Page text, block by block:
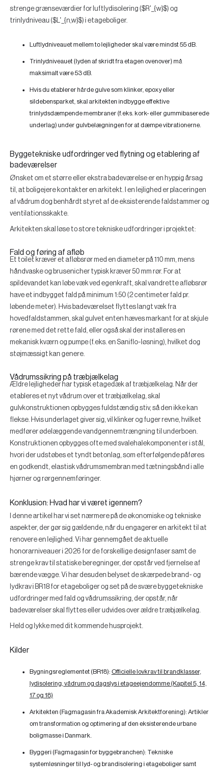
strenge grænseværdier for luftlydisolering ($R'_{w}$) og
trinlydniveau ($L'_{n,w}$) i etageboliger.
Luftlydniveauet mellem to lejligheder skal være mindst55 dB
Trinlydniveauet (lyden af skridt fra etagen ovenover) må
maksimalt være53 dB
Hvis du etablerer hårde gulve som klinker, epoxy eller
sildebensparket, skal arkitekten indbygge effektive
trinlydsdæmpende membraner (f.eks. kork- eller gummibaserede
underlag) under gulvbelægningen for at dæmpe vibrationerne.
Byggetekniske udfordringer ved flytning og etablering af
badeværelser
Ønsket om et større eller ekstra badeværelse er en hyppig årsag
til, at boligejere kontakter en arkitekt. I en lejlighed er placeringen
af vådrum dog benhårdt styret af de eksisterende faldstammer og
ventilationsskakte.
Arkitekten skal løse to store tekniske udfordringer i projektet:
Fald og føring af afløb
Et toilet kræver et afløbsrør med en diameter på 110 mm, mens
håndvaske og brusenicher typisk kræver 50 mm rør. For at
spildevandet kan løbe væk ved egenkraft, skal vandrette afløbsrør
have et indbygget fald på minimum 1:50 (2 centimeter fald pr.
løbende meter). Hvis badeværelset flyttes langt væk fra
hovedfaldstammen, skal gulvet enten hæves markant for at skjule
rørene med det rette fald, eller også skal der installeres en
mekanisk kværn og pumpe (f.eks. en Saniflo-løsning), hvilket dog
støjmæssigt kan genere.
Vådrumssikring på træbjælkelag
Ældre lejligheder har typisk etagedæk af træbjælkelag. Når der
etableres et nyt vådrum over et træbjælkelag, skal
gulvkonstruktionen opbygges fuldstændig stiv, så den ikke kan
flekse. Hvis underlaget giver sig, vil klinker og fuger revne, hvilket
medfører ødelæggende vandgennemtrængning til underboen.
Konstruktionen opbygges ofte med svalehalekomponenter i stål,
hvori der udstøbes et tyndt betonlag, som efterfølgende påføres
en godkendt, elastisk vådrumsmembran med tætningsbånd i alle
hjørner og rørgennemføringer.
Konklusion: Hvad har vi været igennem?
I denne artikel har vi set nærmere på de økonomiske og tekniske
aspekter, der gør sig gældende, når du engagerer en arkitekt til at
renovere en lejlighed. Vi har gennemgået de aktuelle
honorarniveauer i 2026 for de forskellige designfaser samt de
strenge krav til statiske beregninger, der opstår ved fjernelse af
bærende vægge. Vi har desuden belyset de skærpede brand- og
lydkrav i BR18 for etageboliger og set på de svære byggetekniske
udfordringer med fald og vådrumssikring, der opstår, når
badeværelser skal flyttes eller udvides over ældre træbjælkelag.
Held og lykke med dit kommende husprojekt.
Kilder
Bygningsreglementet (BR18): Officielle lovkrav til brandklasser,
lydisolering, vådrum og dagslys i etageejendomme (Kapitel 5, 14,
17 og 18)
Arkitekten (Fagmagasin fra Akademisk Arkitektforening): Artikler
om transformation og optimering af den eksisterende urbane
boligmasse i Danmark.
Byggeri (Fagmagasin for byggebranchen): Tekniske
systemløsninger til lyd- og brandisolering i etageboliger samt